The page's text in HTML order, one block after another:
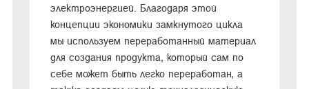
электроэнергией. Благодаря этой
концепции экономики замкнутого цикла
мы используем переработанный материал
для создания продукта, который сам по
себе может быть легко переработан, а